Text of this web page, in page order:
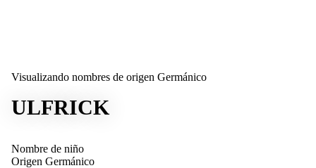
Visualizando nombres de origen Germánico
ULFRICK
Nombre de niño
Origen Germánico